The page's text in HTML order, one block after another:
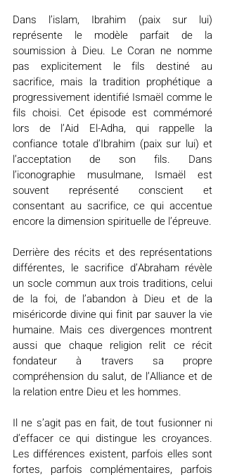
Dans l’islam, Ibrahim (paix sur lui)
représente le modèle parfait de la
soumission à Dieu. Le Coran ne nomme
pas explicitement le fils destiné au
sacrifice, mais la tradition prophétique a
progressivement identifié Ismaël comme le
fils choisi. Cet épisode est commémoré
lors de l’Aid El-Adha, qui rappelle la
confiance totale d’Ibrahim (paix sur lui) et
l’acceptation de son fils. Dans
l’iconographie musulmane, Ismaël est
souvent représenté conscient et
consentant au sacrifice, ce qui accentue
encore la dimension spirituelle de l’épreuve.
Derrière des récits et des représentations
différentes, le sacrifice d’Abraham révèle
un socle commun aux trois traditions, celui
de la foi, de l’abandon à Dieu et de la
miséricorde divine qui finit par sauver la vie
humaine. Mais ces divergences montrent
aussi que chaque religion relit ce récit
fondateur à travers sa propre
compréhension du salut, de l’Alliance et de
la relation entre Dieu et les hommes.
Il ne s’agit pas en fait, de tout fusionner ni
d’effacer ce qui distingue les croyances.
Les différences existent, parfois elles sont
fortes, parfois complémentaires, parfois